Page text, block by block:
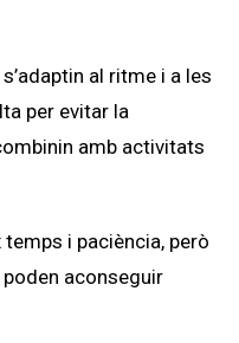
al ritme i a les
per evitar la
amb activitats
i paciència, però
aconseguir